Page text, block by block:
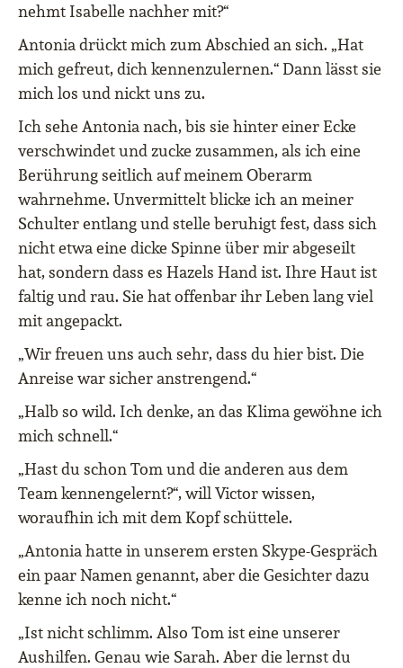
nehmt Isabelle nachher mit?“
Antonia drückt mich zum Abschied an sich. „Hat
mich gefreut, dich kennenzulernen.“ Dann lässt sie
mich los und nickt uns zu.
Ich sehe Antonia nach, bis sie hinter einer Ecke
verschwindet und zucke zusammen, als ich eine
Berührung seitlich auf meinem Oberarm
wahrnehme. Unvermittelt blicke ich an meiner
Schulter entlang und stelle beruhigt fest, dass sich
nicht etwa eine dicke Spinne über mir abgeseilt
hat, sondern dass es Hazels Hand ist. Ihre Haut ist
faltig und rau. Sie hat offenbar ihr Leben lang viel
mit angepackt.
„Wir freuen uns auch sehr, dass du hier bist. Die
Anreise war sicher anstrengend.“
„Halb so wild. Ich denke, an das Klima gewöhne ich
mich schnell.“
„Hast du schon Tom und die anderen aus dem
Team kennengelernt?“, will Victor wissen,
woraufhin ich mit dem Kopf schüttele.
„Antonia hatte in unserem ersten Skype-Gespräch
ein paar Namen genannt, aber die Gesichter dazu
kenne ich noch nicht.“
„Ist nicht schlimm. Also Tom ist eine unserer
Aushilfen. Genau wie Sarah. Aber die lernst du